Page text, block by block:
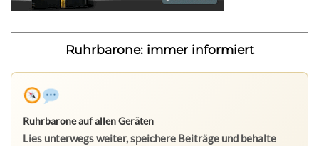
Ruhrbarone: immer informiert
Ruhrbarone auf allen Geräten
Lies unterwegs weiter, speichere Beiträge und behalte